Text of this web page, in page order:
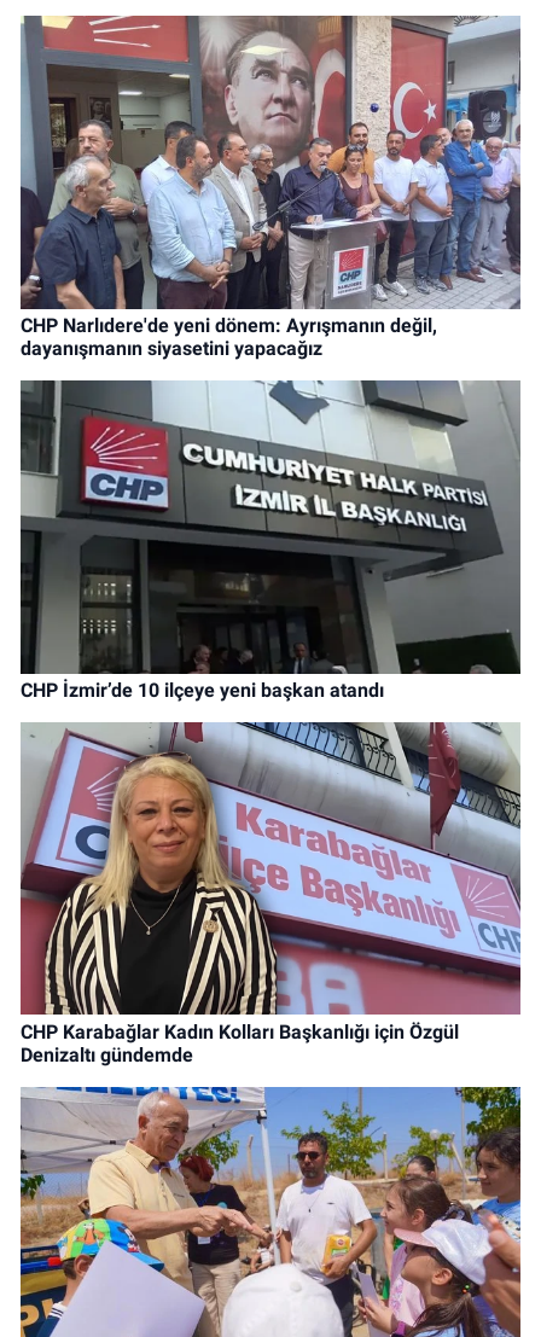
CHP Narlıdere'de yeni dönem: Ayrışmanın değil,
dayanışmanın siyasetini yapacağız
CHP İzmir’de 10 ilçeye yeni başkan atandı
CHP Karabağlar Kadın Kolları Başkanlığı için Özgül
Denizaltı gündemde